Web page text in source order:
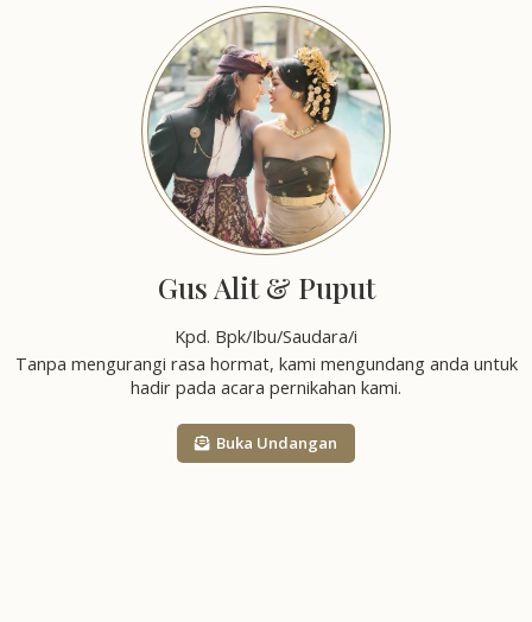
Gus Alit & Puput
Kpd. Bpk/Ibu/Saudara/i
Tanpa mengurangi rasa hormat, kami mengundang anda untuk
hadir pada acara pernikahan kami.
Buka Undangan